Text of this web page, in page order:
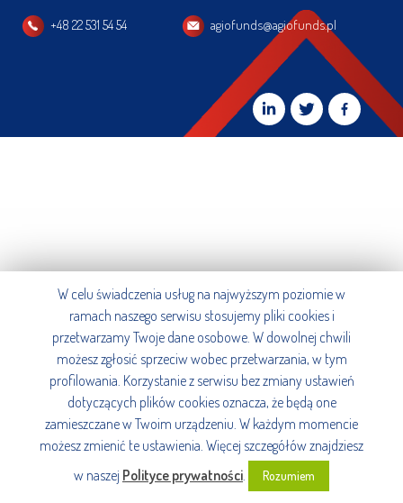
+48 22 531 54 54 agiofunds@agiofunds.pl
W celu świadczenia usług na najwyższym poziomie w
ramach naszego serwisu stosujemy pliki cookies i
przetwarzamy Twoje dane osobowe. W dowolnej chwili
możesz zgłosić sprzeciw wobec przetwarzania, w tym
profilowania. Korzystanie z serwisu bez zmiany ustawień
dotyczących plików cookies oznacza, że będą one
zamieszczane w Twoim urządzeniu. W każdym momencie
możesz zmienić te ustawienia. Więcej szczegółów znajdziesz
w naszej Polityce prywatności. Rozumiem